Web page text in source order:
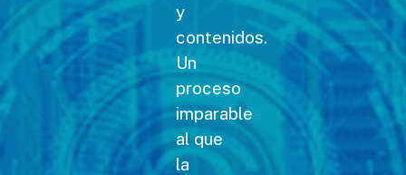
y
contenidos.
Un
proceso
imparable
al que
la